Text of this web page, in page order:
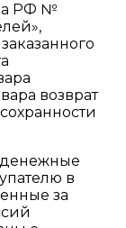
РФ №
возврат
денежные
в
за